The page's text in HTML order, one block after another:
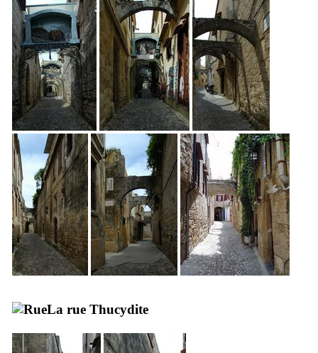
La rue Thucydite